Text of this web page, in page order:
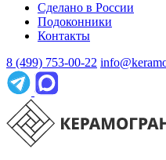
Сделано в России
Подоконники
Контакты
8 (499) 753-00-22